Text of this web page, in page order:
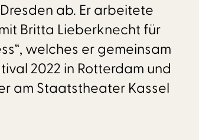
ab. Er arbeitete
Britta Lieberknecht für
welches er gemeinsam
2022 in Rotterdam und
am Staatstheater Kassel